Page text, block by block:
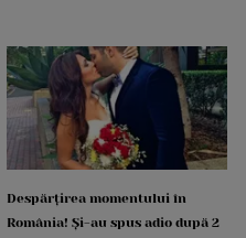
Despărțirea momentului în
România! Și-au spus adio după 2